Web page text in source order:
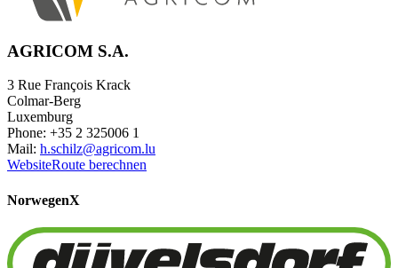
AGRICOM S.A.
3 Rue François Krack
Colmar-Berg
Luxemburg
Phone: +35 2 325006 1
Mail: h.schilz@agricom.lu
WebsiteRoute berechnen
NorwegenX